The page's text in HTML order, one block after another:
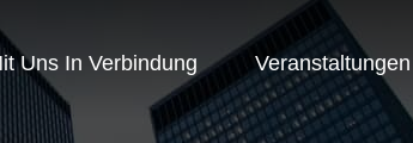
Uns In Verbindung Veranstaltungen